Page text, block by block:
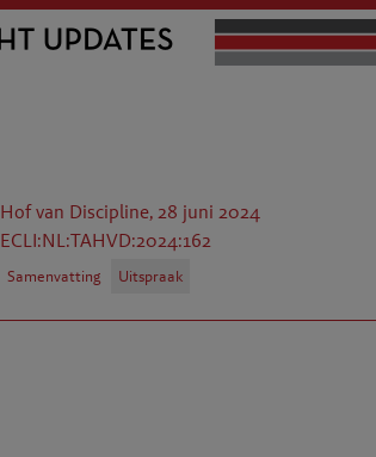
Hof van Discipline, 28 juni 2024
ECLI:NL:TAHVD:2024:162
Samenvatting Uitspraak